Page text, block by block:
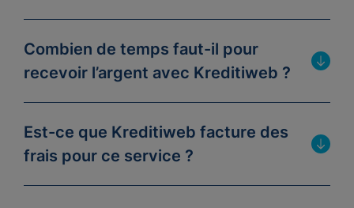
Combien de temps faut-il pour
recevoir l’argent avec Kreditiweb ?
Est-ce que Kreditiweb facture des
frais pour ce service ?